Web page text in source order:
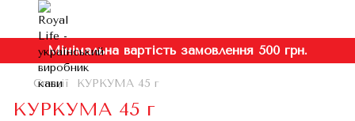
Мінімальна вартість замовлення 500 грн.
Спеції КУРКУМА 45 г
КУРКУМА 45 г